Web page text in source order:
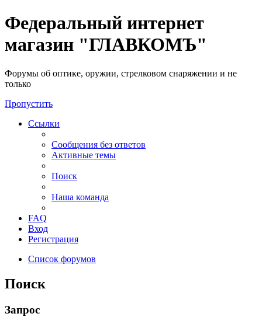
Федеральный интернет
магазин "ГЛАВКОМЪ"
Форумы об оптике, оружии, стрелковом снаряжении и не
только
Пропустить
Ссылки
Сообщения без ответов
Активные темы
Поиск
Наша команда
FAQ
Вход
Регистрация
Список форумов
Поиск
Запрос